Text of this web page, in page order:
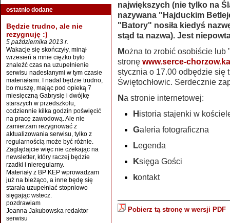
ostatnio dodane
Będzie trudno, ale nie
rezygnuję :)
5 października 2013 r.
Wakacje się skończyły, minął
wrzesień a mnie ciężko było
znaleźć czas na uzupełnienie
serwisu nadesłanymi w tym czasie
materiałami. I nadal będzie trudno,
bo muszę, mając pod opieką 7
miesięczną Gabrysię i dwójkę
starszych w przedszkolu,
codziennie kilka godzin poświęcić
na pracę zawodową. Ale nie
zamierzam rezygnować z
aktualizowania serwisu, tylko z
regularnością może być różnie.
Zaglądajcie więc nie czekając na
newsletter, który raczej będzie
rzadki i nieregularny.
Materiały z BP KEP wprowadzam
już na bieżąco, a inne będę się
starała uzupełniać stopniowo
sięgając wstecz.
pozdrawiam
Joanna Jakubowska redaktor
serwisu
największych (nie tylko na
nazywana "Hajduckim
"Batory" nosiła kiedyś
stąd ta nazwa). Jest
Można to zrobić osobiście lub "wirtualnie" - nasza stajenka posiada własną
stronę www.serce-
stycznia o 17.00 odbędzie się
Świętochłowic. Serdecznie
Na stronie internetowej:
Historia stajenki w
Galeria fotograficzna
Legenda
Księga Gości
kontakt
Pobierz tą stronę w wersji PDF